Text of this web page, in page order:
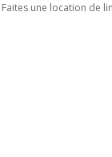
une location de